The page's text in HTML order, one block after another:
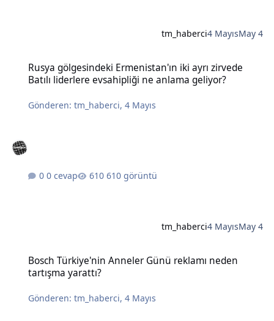
tm_haberci4 MayısMay 4
Rusya gölgesindeki Ermenistan'ın iki ayrı zirvede
Batılı liderlere evsahipliği ne anlama geliyor?
Gönderen:tm_haberci,4 Mayıs
0 cevap 610 görüntü
tm_haberci4 MayısMay 4
Bosch Türkiye'nin Anneler Günü reklamı neden
tartışma yarattı?
Gönderen:tm_haberci,4 Mayıs